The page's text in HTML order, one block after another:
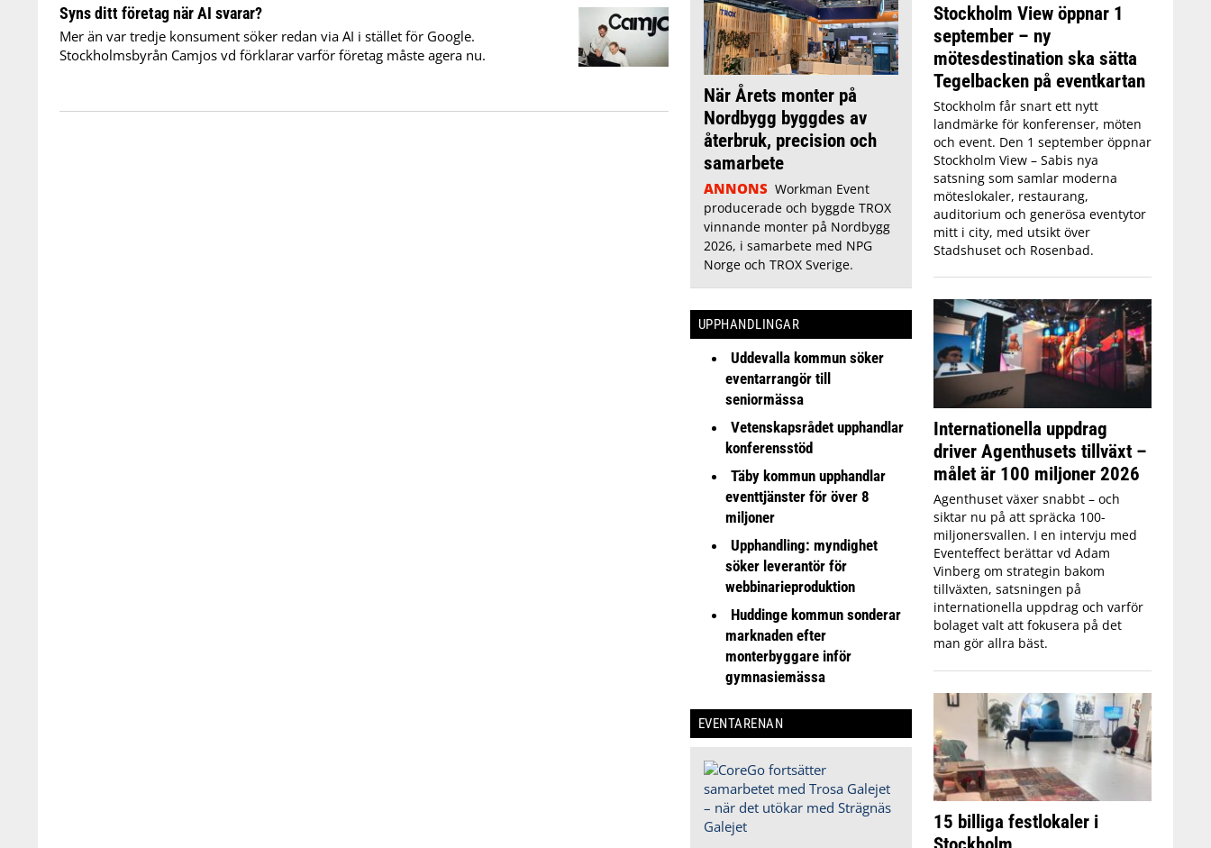
Syns ditt företag när AI svarar?
Mer än var tredje konsument söker redan via AI i stället för Google.
Stockholmsbyrån Camjos vd förklarar varför företag måste agera nu.
När Årets monter på
Nordbygg byggdes av
återbruk, precision och
samarbete
ANNONS Workman Event
producerade och byggde TROX
vinnande monter på Nordbygg
2026, i samarbete med NPG
Norge och TROX Sverige.
UPPHANDLINGAR
Uddevalla kommun söker
eventarrangör till
seniormässa
Vetenskapsrådet upphandlar
konferensstöd
Täby kommun upphandlar
eventtjänster för över 8
miljoner
Upphandling: myndighet
söker leverantör för
webbinarieproduktion
Huddinge kommun sonderar
marknaden efter
monterbyggare inför
gymnasiemässa
EVENTARENAN
Stockholm View öppnar 1
september – ny
mötesdestination ska sätta
Tegelbacken på eventkartan
Stockholm får snart ett nytt
landmärke för konferenser, möten
och event. Den 1 september öppnar
Stockholm View – Sabis nya
satsning som samlar moderna
möteslokaler, restaurang,
auditorium och generösa eventytor
mitt i city, med utsikt över
Stadshuset och Rosenbad.
Internationella uppdrag
driver Agenthusets tillväxt –
målet är 100 miljoner 2026
Agenthuset växer snabbt – och
siktar nu på att spräcka 100-
miljonersvallen. I en intervju med
Eventeffect berättar vd Adam
Vinberg om strategin bakom
tillväxten, satsningen på
internationella uppdrag och varför
bolaget valt att fokusera på det
man gör allra bäst.
15 billiga festlokaler i